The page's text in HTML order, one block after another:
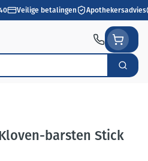
Veilige betalingen Apothekersadvies
Zoek
barsten Stick